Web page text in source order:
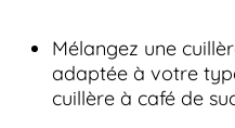
Mélangez une
adaptée à votre
cuillère à café de